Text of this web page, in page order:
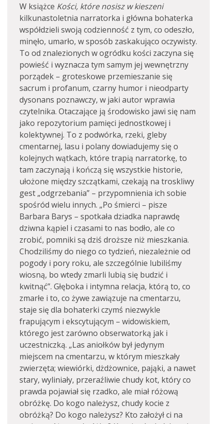
W książce Kości, które nosisz w kieszeni
kilkunastoletnia narratorka i główna bohaterka
współdzieli swoją codzienność z tym, co odeszło,
minęło, umarło, w sposób zaskakująco oczywisty.
To od znalezionych w ogródku kości zaczyna się
powieść i wyznacza tym samym jej wewnętrzny
porządek – groteskowe przemieszanie się
sacrum i profanum, czarny humor i nieodparty
dysonans poznawczy, w jaki autor wprawia
czytelnika. Otaczające ją środowisko jawi się nam
jako repozytorium pamięci jednostkowej i
kolektywnej. To z podwórka, rzeki, gleby
cmentarnej, lasu i polany dowiadujemy się o
kolejnych wątkach, które trapią narratorkę, to
tam zaczynają i kończą się wszystkie historie,
ułożone między szczątkami, czekają na troskliwy
gest „odgrzebania” – przypomnienia ich sobie
spośród wielu innych. „Po śmierci – pisze
Barbara Barys – spotkała dziadka naprawdę
dziwna kąpiel i czasami to nas bodło, ale co
zrobić, pomniki są dziś droższe niż mieszkania.
Chodziliśmy do niego co tydzień, niezależnie od
pogody i pory roku, ale szczególnie lubiliśmy
wiosną, bo wtedy zmarli lubią się budzić i
kwitnąć”. Głęboka i intymna relacja, którą to, co
zmarłe i to, co żywe zawiązuje na cmentarzu,
staje się dla bohaterki czymś niezwykle
frapującym i ekscytującym – widowiskiem,
którego jest zarówno obserwatorką jak i
uczestniczką. „Las aniołków był jedynym
miejscem na cmentarzu, w którym mieszkały
zwierzęta; wiewiórki, dżdżownice, pająki, a nawet
stary, wyliniały, przeraźliwie chudy kot, który co
prawda pojawiał się rzadko, ale miał różową
obróżkę. Do kogo należysz, chudy kocie z
obróżką? Do kogo należysz? Kto założył ci na